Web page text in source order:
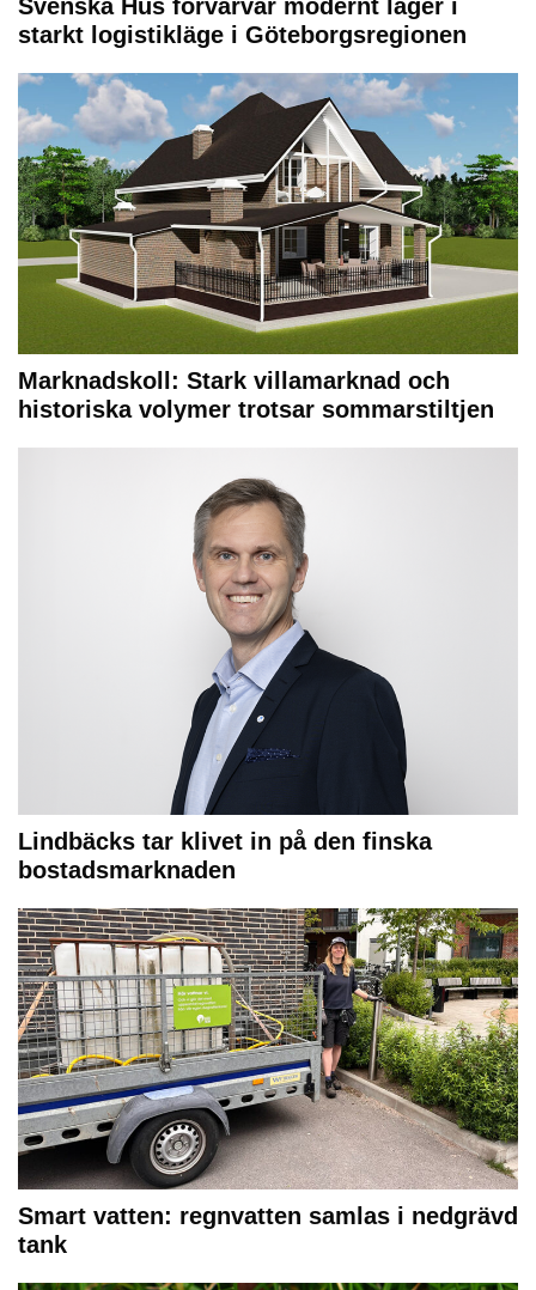
Svenska Hus förvärvar modernt lager i
starkt logistikläge i Göteborgsregionen
Marknadskoll: Stark villamarknad och
historiska volymer trotsar sommarstiltjen
Lindbäcks tar klivet in på den finska
bostadsmarknaden
Smart vatten: regnvatten samlas i nedgrävd
tank